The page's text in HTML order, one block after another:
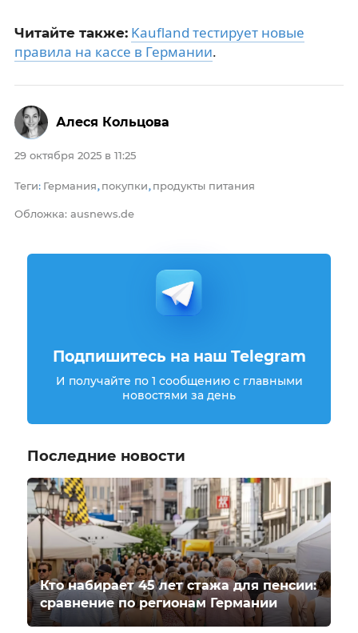
Читайте также: Kaufland тестирует новые
правила на кассе в Германии.
29 октября 2025 в 11:25
Теги: Германия, покупки, продукты питания
Обложка: ausnews.de
Алеся Кольцова
Подпишитесь на наш Telegram
И получайте по 1 сообщению с главными
новостями за день
Последние новости
Кто набирает 45 лет стажа для пенсии:
сравнение по регионам Германии